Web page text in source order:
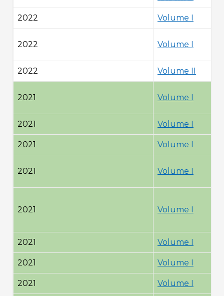
2022 Volume I
2022 Volume I
2022 Volume II
2021 Volume I
2021 Volume I
2021 Volume I
2021 Volume I
2021 Volume I
2021 Volume I
2021 Volume I
2021 Volume I